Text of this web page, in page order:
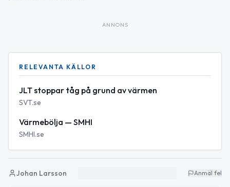
ANNONS
RELEVANTA KÄLLOR
JLT stoppar tåg på grund av värmen
SVT.se
Värmebölja — SMHI
SMHI.se
Johan Larsson Anmäl fel